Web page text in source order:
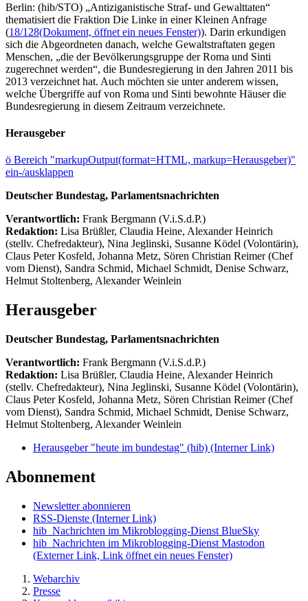
Berlin: (hib/STO) „Antiziganistische Straf- und Gewalttaten“
thematisiert die Fraktion Die Linke in einer Kleinen Anfrage
(18/128(Dokument, öffnet ein neues Fenster)). Darin erkundigen
sich die Abgeordneten danach, welche Gewaltstraftaten gegen
Menschen, „die der Bevölkerungsgruppe der Roma und Sinti
zugerechnet werden“, die Bundesregierung in den Jahren 2011 bis
2013 verzeichnet hat. Auch möchten sie unter anderem wissen,
welche Übergriffe auf von Roma und Sinti bewohnte Häuser die
Bundesregierung in diesem Zeitraum verzeichnete.
Herausgeber
ö Bereich "markupOutput(format=HTML, markup=Herausgeber)"
ein-/ausklappen
Deutscher Bundestag, Parlamentsnachrichten
Verantwortlich: Frank Bergmann (V.i.S.d.P.)
Redaktion: Lisa Brüßler, Claudia Heine, Alexander Heinrich
(stellv. Chefredakteur), Nina Jeglinski, Susanne Ködel (Volontärin),
Claus Peter Kosfeld, Johanna Metz, Sören Christian Reimer (Chef
vom Dienst), Sandra Schmid, Michael Schmidt, Denise Schwarz,
Helmut Stoltenberg, Alexander Weinlein
Herausgeber
Deutscher Bundestag, Parlamentsnachrichten
Verantwortlich: Frank Bergmann (V.i.S.d.P.)
Redaktion: Lisa Brüßler, Claudia Heine, Alexander Heinrich
(stellv. Chefredakteur), Nina Jeglinski, Susanne Ködel (Volontärin),
Claus Peter Kosfeld, Johanna Metz, Sören Christian Reimer (Chef
vom Dienst), Sandra Schmid, Michael Schmidt, Denise Schwarz,
Helmut Stoltenberg, Alexander Weinlein
Herausgeber "heute im bundestag" (hib) (Interner Link)
Abonnement
Newsletter abonnieren
RSS-Dienste (Interner Link)
hib_Nachrichten im Mikroblogging-Dienst BlueSky
hib_Nachrichten im Mikroblogging-Dienst Mastodon
(Externer Link, Link öffnet ein neues Fenster)
Webarchiv
Presse